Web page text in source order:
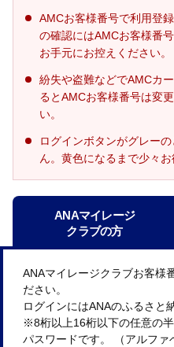
AMCお客様番号で利用登
の確認にはAMCお客様番
お手元にお控えください。
紛失や盗難などでAMCカ
るとAMCお客様番号は変
い。
ログインボタンがグレー
ん。黄色になるまで少々お
ANAマイレージ
クラブの方
ANAマイレージクラブお客様
ださい。
ログインにはANAのふるさと
※8桁以上16桁以下の任意の
パスワードです。 （アルファ